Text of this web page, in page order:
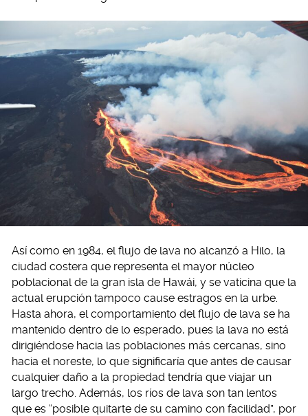
Así como en 1984, el flujo de lava no alcanzó a Hilo, la
ciudad costera que representa el mayor núcleo
poblacional de la gran isla de Hawái, y se vaticina que la
actual erupción tampoco cause estragos en la urbe.
Hasta ahora, el comportamiento del flujo de lava se ha
mantenido dentro de lo esperado, pues la lava no está
dirigiéndose hacia las poblaciones más cercanas, sino
hacia el noreste, lo que significaría que antes de causar
cualquier daño a la propiedad tendría que viajar un
largo trecho. Además, los ríos de lava son tan lentos
que es “posible quitarte de su camino con facilidad”, por